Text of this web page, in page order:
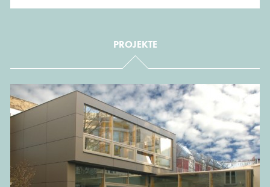
Kontaktkreis der Münchener Architektenverbände |
Lehrauftrag Baukonstruktion FH Weihenstephan 1996 -
Partner im EU-Forschungsprogramm Green Facade 2002
- 2004
Ehrenamtliche Tätigkeit in folgenden Gremien der
Landeshauptstadt München:
Beratergruppe Stadtgestaltung und Ökologie Messestadt
Riem 2002 - 2007
Kommission für Stadtgestaltung 2003 - 2009
Kommission für Kunst am Bau und im Öffentlichen Raum
PROJEKTE